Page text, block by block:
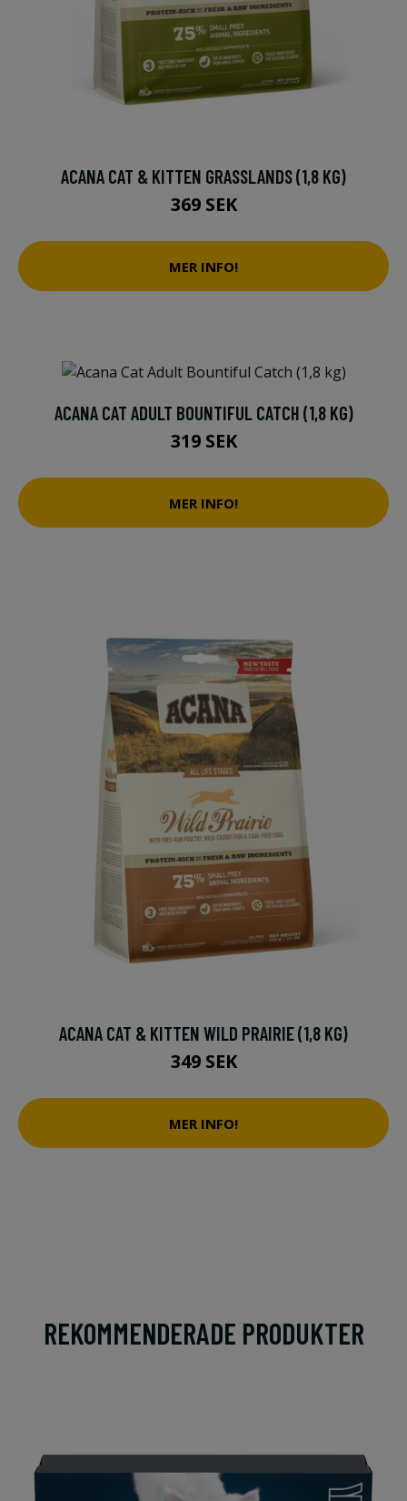
ACANA CAT & KITTEN GRASSLANDS (1,8 KG)
369 SEK
MER INFO!
ACANA CAT ADULT BOUNTIFUL CATCH (1,8 KG)
319 SEK
MER INFO!
ACANA CAT & KITTEN WILD PRAIRIE (1,8 KG)
349 SEK
MER INFO!
REKOMMENDERADE PRODUKTER